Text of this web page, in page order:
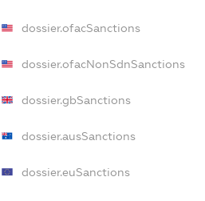
dossier.ofacSanctions
dossier.ofacNonSdnSanctions
dossier.gbSanctions
dossier.ausSanctions
dossier.euSanctions